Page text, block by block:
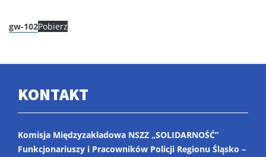
gw-102Pobierz
KONTAKT
Komisja Międzyzakładowa NSZZ „SOLIDARNOŚĆ”
Funkcjonariuszy i Pracowników Policji Regionu Śląsko –